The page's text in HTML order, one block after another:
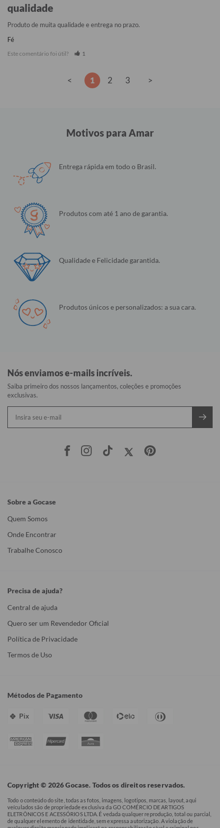
qualidade
Produto de muita qualidade e entrega no prazo.
Fé
Este comentário foi útil? 1
< 1 2 3 >
Motivos para Amar
Entrega rápida em todo o Brasil.
Produtos com até 1 ano de garantia.
Qualidade e Felicidade garantida.
Produtos únicos e personalizados: a sua cara.
Nós enviamos e-mails incríveis.
Saiba primeiro dos nossos lançamentos, coleções e promoções
exclusivas.
Sobre a Gocase
Quem Somos
Onde Encontrar
Trabalhe Conosco
Precisa de ajuda?
Central de ajuda
Quero ser um Revendedor Oficial
Política de Privacidade
Termos de Uso
Métodos de Pagamento
Pix
Copyright © 2026 Gocase. Todos os direitos reservados.
Todo o conteúdo do site, todas as fotos, imagens, logotipos, marcas, layout, aqui
veículados são de propriedade exclusiva da GO COMÉRCIO DE ARTIGOS
ELETRÔNICOS E ACESSÓRIOS LTDA. É vedada qualquer reprodução, total ou parcial,
de qualquer elemento de identidade, sem expressa autorização. A violação de